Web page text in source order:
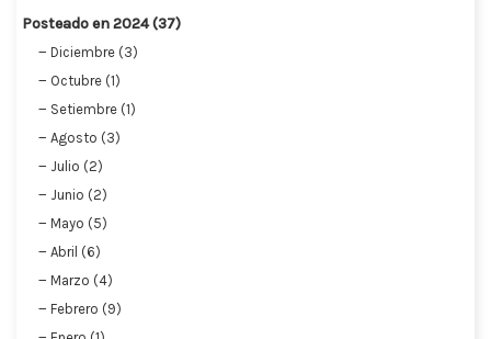
Posteado en 2024 (37)
Diciembre (3)
Octubre (1)
Setiembre (1)
Agosto (3)
Julio (2)
Junio (2)
Mayo (5)
Abril (6)
Marzo (4)
Febrero (9)